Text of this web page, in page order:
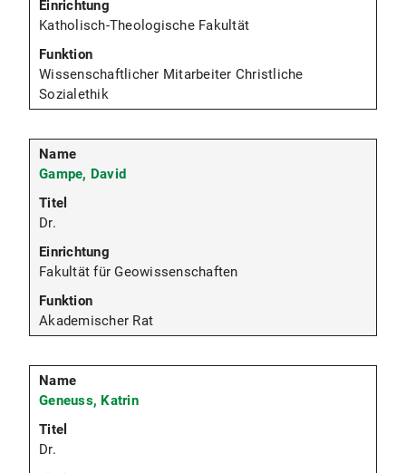
Katholisch-Theologische Fakultät
Wissenschaftlicher Mitarbeiter Christliche
Sozialethik
Gampe, David
Dr.
Fakultät für Geowissenschaften
Akademischer Rat
Geneuss, Katrin
Dr.